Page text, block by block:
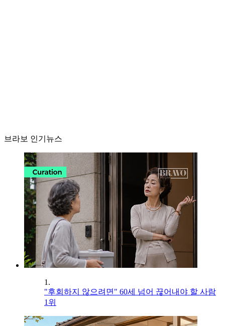
브라보 인기뉴스
1.
"후회하지 않으려면" 60세 넘어 끊어내야 할 사람
1위